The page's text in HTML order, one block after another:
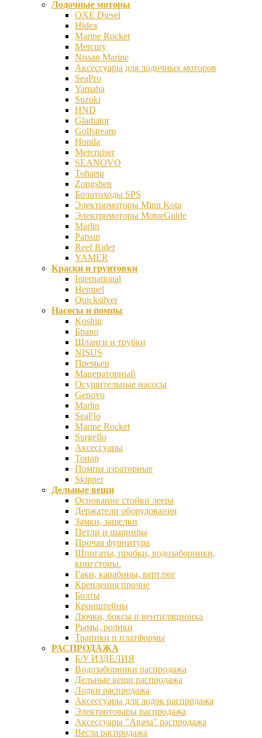
Лодочные моторы
OXE Diesel
Hidea
Marine Rocket
Mercury
Nissan Marine
Аксесcуары для лодочных моторов
SeaPro
Yamaha
Suzuki
HND
Gladiator
Golfstream
Honda
Mercruiser
SEANOVO
Tohatsu
Zongshen
Болотоходы SPS
Электромоторы Minn Kota
Электромоторы MotorGuide
Marlin
Parsun
Reef Rider
YAMER
Краски и грунтовки
International
Hempel
Quicksilver
Насосы и помпы
Koshin
Браво
Шланги и трубки
NISUS
Премьер
Мацераторный
Осушительные насосы
Genovo
Marlin
SeaFlo
Marine Rocket
Surgeflo
Аксессуары
Тонар
Помпы аэраторные
Skipper
Дельные вещи
Основание стойки леера
Держатели оборудования
Замки, защелки
Петли и шарниры
Прочая фурнитура
Шпигаты, пробки, водозаборники,
кингстоны.
Гаки, карабины, вертлюг
Крепления прочие
Болты
Кронштейны
Лючки, боксы и вентиляционка
Рымы, ролики
Трапики и платформы
РАСПРОДАЖА
Б/У ИЗДЕЛИЯ
Водозаборники распродажа
Дельные вещи распродажа
Лодки распродажа
Аксессуары для лодок распродажа
Электротовары распродажа
Аксессуары "Авача" распродажа
Весла распродажа